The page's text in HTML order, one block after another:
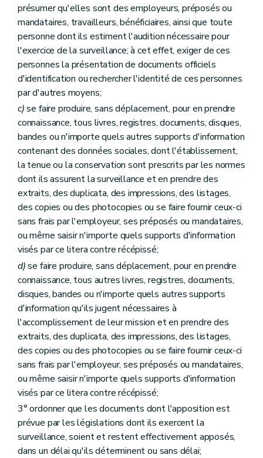
présumer qu'elles sont des employeurs, préposés ou
mandataires, travailleurs, bénéficiaires, ainsi que toute
personne dont ils estiment l'audition nécessaire pour
l'exercice de la surveillance; à cet effet, exiger de ces
personnes la présentation de documents officiels
d'identification ou rechercher l'identité de ces personnes
par d'autres moyens;
c)se faire produire, sans déplacement, pour en prendre
connaissance, tous livres, registres, documents, disques,
bandes ou n'importe quels autres supports d'information
contenant des données sociales, dont l'établissement,
la tenue ou la conservation sont prescrits par les normes
dont ils assurent la surveillance et en prendre des
extraits, des duplicata, des impressions, des listages,
des copies ou des photocopies ou se faire fournir ceux-ci
sans frais par l'employeur, ses préposés ou mandataires,
ou même saisir n'importe quels supports d'information
visés par ce litera contre récépissé;
d)se faire produire, sans déplacement, pour en prendre
connaissance, tous autres livres, registres, documents,
disques, bandes ou n'importe quels autres supports
d'information qu'ils jugent nécessaires à
l'accomplissement de leur mission et en prendre des
extraits, des duplicata, des impressions, des listages,
des copies ou des photocopies ou se faire fournir ceux-ci
sans frais par l'employeur, ses préposés ou mandataires,
ou même saisir n'importe quels supports d'information
visés par ce litera contre récépissé;
3° ordonner que les documents dont l'apposition est
prévue par les législations dont ils exercent la
surveillance, soient et restent effectivement apposés,
dans un délai qu'ils déterminent ou sans délai;